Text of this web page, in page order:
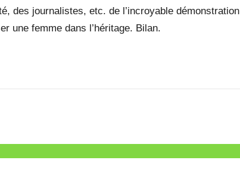
des journalistes, etc. de l’incroyable démonstration
une femme dans l’héritage. Bilan.